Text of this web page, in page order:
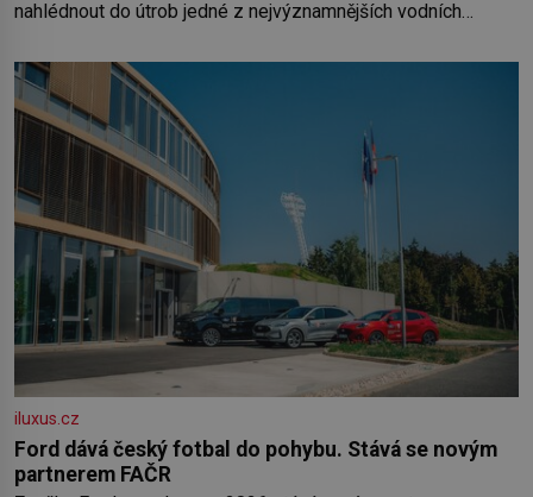
nahlédnout do útrob jedné z nejvýznamnějších vodních
koloběžce a den zakončit poznáváním památek ve Velkých
Losinách nebo v termálním
iluxus.cz
Ford dává český fotbal do pohybu. Stává se novým
partnerem FAČR